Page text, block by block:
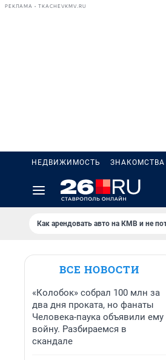
РЕКЛАМА • TKACHEVKMV.RU
НЕДВИЖИМОСТЬ ЗНАКОМСТВА
Как арендовать авто на КМВ и не
ВСЕ НОВОСТИ
«Колобок» собрал 100 млн за
два дня проката, но фанаты
Человека-паука объявили ему
войну. Разбираемся в
скандале